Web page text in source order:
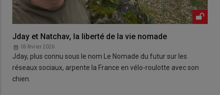
Jday et Natchav, la liberté de la vie nomade
05 février 2026
Jday, plus connu sous le nom Le Nomade du futur sur les
réseaux sociaux, arpente la France en vélo-roulotte avec son
chien.